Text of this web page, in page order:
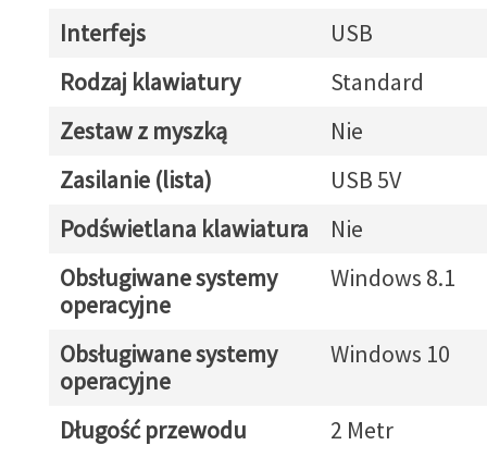
Interfejs
USB
Rodzaj klawiatury
Standard
Zestaw z myszką
Nie
Zasilanie (lista)
USB 5V
Podświetlana klawiatura
Nie
Obsługiwane systemy
operacyjne
Windows 8.1
Obsługiwane systemy
operacyjne
Windows 10
Długość przewodu 2 Metr